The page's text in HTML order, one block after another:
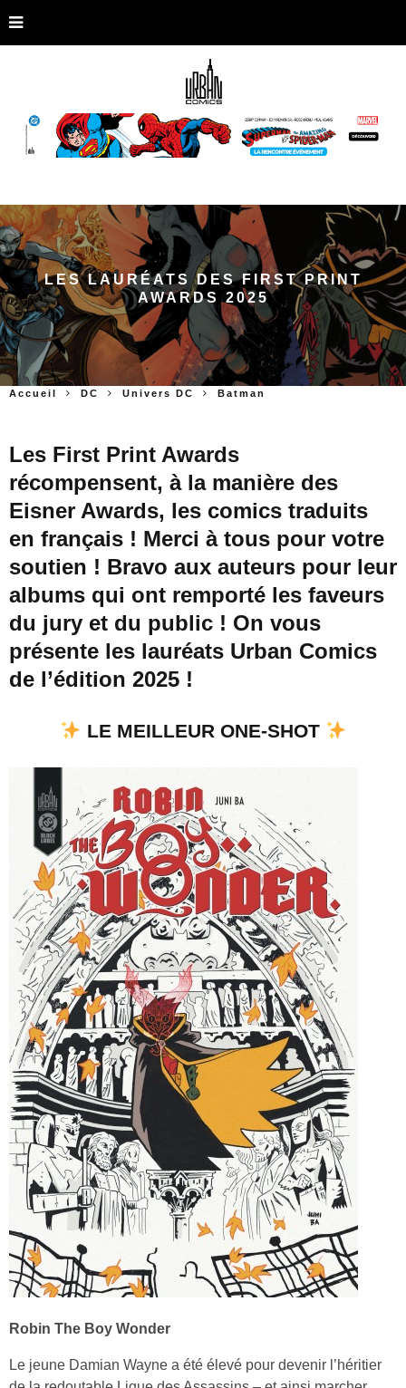
LES LAURÉATS DES FIRST PRINT
AWARDS 2025
Accueil DC Univers DC Batman
Les First Print Awards
récompensent, à la manière des
Eisner Awards, les comics traduits
en français ! Merci à tous pour votre
soutien ! Bravo aux auteurs pour leur
albums qui ont remporté les faveurs
du jury et du public ! On vous
présente les lauréats Urban Comics
de l’édition 2025 !
LE MEILLEUR ONE-SHOT
Robin The Boy Wonder
Le jeune Damian Wayne a été élevé pour devenir l’héritier